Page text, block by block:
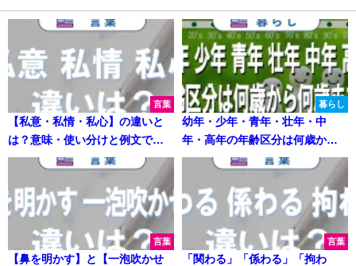
言葉
【私意・私情・私心】の違いと
は？意味・使い分けと例文でス
ッキリ整理
暮らし
幼年・少年・青年・壮年・中
年・高年の年齢区分は何歳から
何歳まで？分かりやすく解説
言葉
【鼻を明かす】と【一泡吹かせ
言葉
「関わる」「係わる」「拘わ